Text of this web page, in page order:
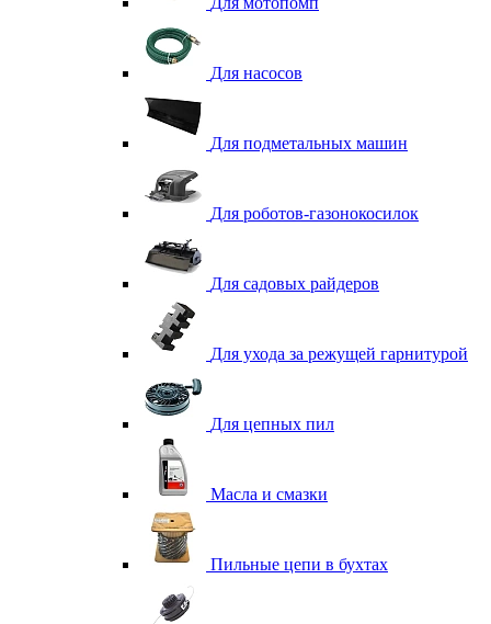
Для насосов
Для подметальных машин
Для роботов-газонокосилок
Для садовых райдеров
Для ухода за режущей гарнитурой
Для цепных пил
Масла и смазки
Пильные цепи в бухтах